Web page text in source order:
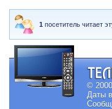
1 посетитель читает
©
Даты